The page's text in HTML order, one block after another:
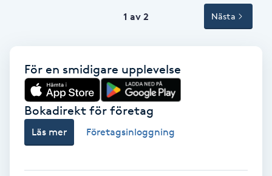
Vaccination
Vampyrbehandling
Vaxning
1 av 2 Nästa
För en smidigare upplevelse
Bokadirekt för företag
Läs mer Företagsinloggning